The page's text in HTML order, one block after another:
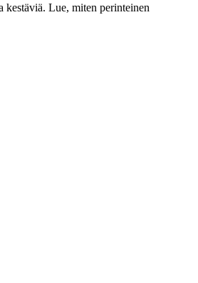
kestäviä. Lue, miten perinteinen